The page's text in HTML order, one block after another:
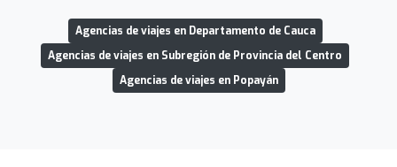
Agencias de viajes en Departamento de Cauca
Agencias de viajes en Subregión de Provincia del Centro
Agencias de viajes en Popayán